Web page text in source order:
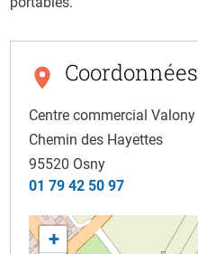
Coordonnées
Centre commercial Valony
Chemin des Hayettes
95520 Osny
01 79 42 50 97
+